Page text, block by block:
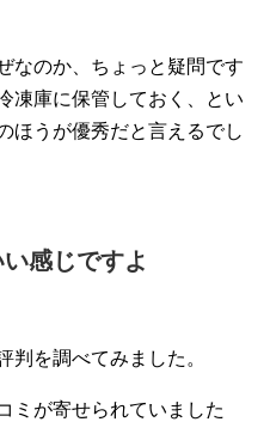
なのか、ちょっと疑問です
凍庫に保管しておく、とい
ほうが優秀だと言えるでし
感じですよ
判を調べてみました。
ミが寄せられていました